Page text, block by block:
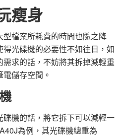
瘦身
檔案所耗費的時間也隨之降
光碟機的必要性不如往日，如
求的話，不妨將其拆掉減輕重
儲存空間。
機的話，將它拆下可以減輕一
為例，其光碟機總重為